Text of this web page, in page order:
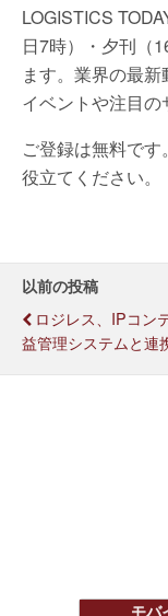
LOGISTICS
日7時）・夕刊（
ます。業界の最
イベントや注目の
ご登録は無料で
役立てください。
以前の投稿
ロジレス、IPコン
益管理システムと連
モバ